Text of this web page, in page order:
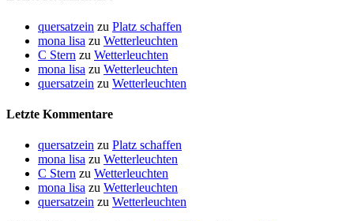
quersatzein zu Platz schaffen
mona lisa zu Wetterleuchten
C Stern zu Wetterleuchten
mona lisa zu Wetterleuchten
quersatzein zu Wetterleuchten
Letzte Kommentare
quersatzein zu Platz schaffen
mona lisa zu Wetterleuchten
C Stern zu Wetterleuchten
mona lisa zu Wetterleuchten
quersatzein zu Wetterleuchten